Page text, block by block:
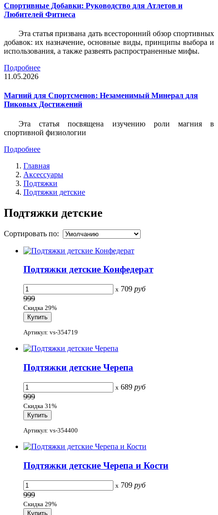
Спортивные Добавки: Руководство для Атлетов и
Любителей Фитнеса
Эта статья призвана дать всесторонний обзор спортивных
добавок: их назначение, основные виды, принципы выбора и
использования, а также развеять распространенные мифы.
Подробнее
11.05.2026
Магний для Спортсменов: Незаменимый Минерал для
Пиковых Достижений
Эта статья посвящена изучению роли магния в
спортивной физиологии
Подробнее
Главная
Аксессуары
Подтяжки
Подтяжки детские
Подтяжки детские
Сортировать по:
Подтяжки детские Конфедерат
x 709 руб
999
Скидка 29%
Артикул: vs-354719
Подтяжки детские Черепа
x 689 руб
999
Скидка 31%
Артикул: vs-354400
Подтяжки детские Черепа и Кости
x 709 руб
999
Скидка 29%